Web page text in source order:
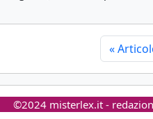
«
©2024 misterlex.it -